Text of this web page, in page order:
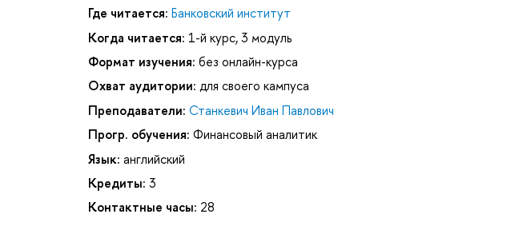
Где читается: Банковский институт
Когда читается: 1-й курс, 3 модуль
Формат изучения: без онлайн-курса
Охват аудитории: для своего кампуса
Преподаватели: Станкевич Иван Павлович
Прогр. обучения: Финансовый аналитик
Язык: английский
Кредиты: 3
Контактные часы: 28